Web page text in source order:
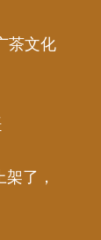
茶文化
了，